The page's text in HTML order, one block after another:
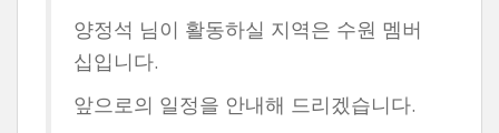
양정석 님이 활동하실 지역은 수원 멤버
십입니다.
앞으로의 일정을 안내해 드리겠습니다.